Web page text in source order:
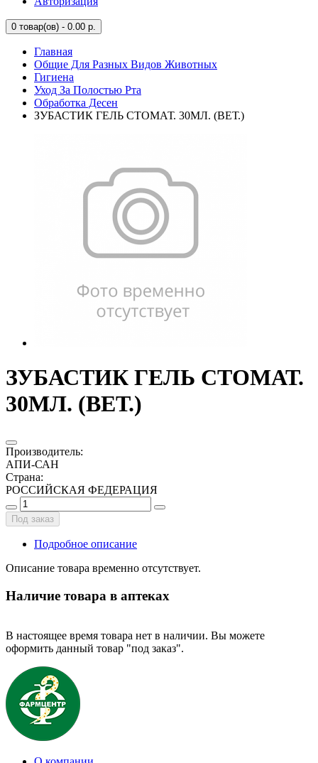
0 товар(ов) - 0.00 р.
Главная
Общие Для Разных Видов Животных
Гигиена
Уход За Полостью Рта
Обработка Десен
ЗУБАСТИК ГЕЛЬ СТОМАТ. 30МЛ. (ВЕТ.)
ЗУБАСТИК ГЕЛЬ СТОМАТ.
30МЛ. (ВЕТ.)
Производитель:
АПИ-САН
Страна:
РОССИЙСКАЯ ФЕДЕРАЦИЯ
Под заказ
Подробное описание
Описание товара временно отсутствует.
Наличие товара в аптеках
В настоящее время товара нет в наличии. Вы можете
оформить данный товар "под заказ".